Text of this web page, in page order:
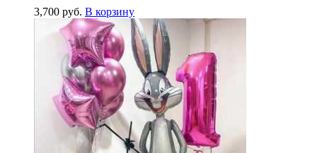
3,700 руб. В корзину